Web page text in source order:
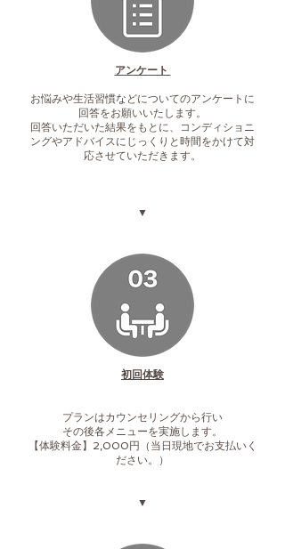
アンケート
お悩みや生活習慣などについてのアンケートに
回答をお願いいたします。
回答いただいた結果をもとに、コンディショニ
ングやアドバイスにじっくりと時間をかけて対
応させていただきます。
▼
​初回体験
プランはカウンセリングから行い
​その後各メニューを実施します。
【体験料金】2,000円（当日現地でお支払いく
ださい。）
▼​